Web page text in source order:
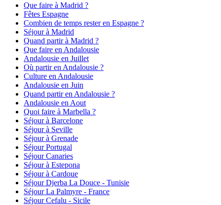
Que faire à Madrid ?
Fêtes Espagne
Combien de temps rester en Espagne ?
Séjour à Madrid
Quand partir à Madrid ?
Que faire en Andalousie
Andalousie en Juillet
Où partir en Andalousie ?
Culture en Andalousie
Andalousie en Juin
Quand partir en Andalousie ?
Andalousie en Aout
Quoi faire à Marbella ?
Séjour à Barcelone
Séjour à Seville
Séjour à Grenade
Séjour Portugal
Séjour Canaries
Séjour à Estepona
Séjour à Cardoue
Séjour Djerba La Douce - Tunisie
Séjour La Palmyre - France
Séjour Cefalu - Sicile